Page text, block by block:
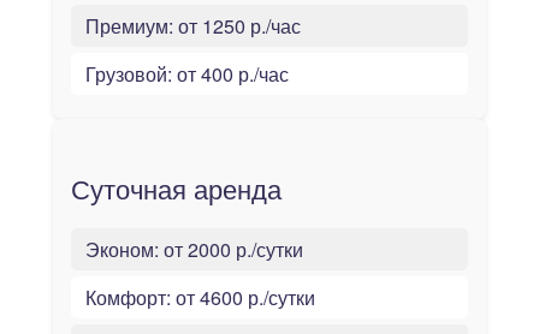
Премиум: от 1250 р./час
Грузовой: от 400 р./час
Суточная аренда
Эконом: от 2000 р./сутки
Комфорт: от 4600 р./сутки